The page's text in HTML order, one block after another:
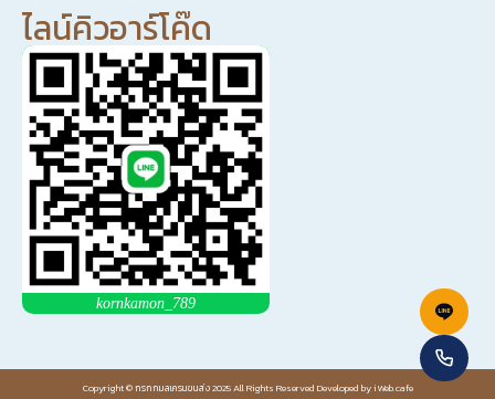
ไลน์คิวอาร์โค๊ด
kornkamon_789
Copyright © กรกกมลเครนขนส่ง 2025 All Rights Reserved Developed byiWeb.cafe